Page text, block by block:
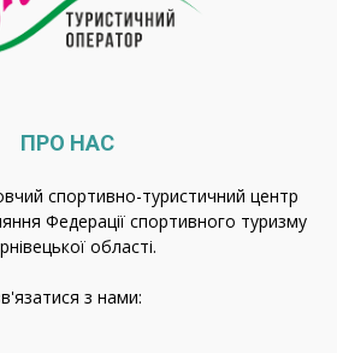
ПРО НАС
спортивно-туристичний центр
Федерації спортивного туризму
області.
з нами: